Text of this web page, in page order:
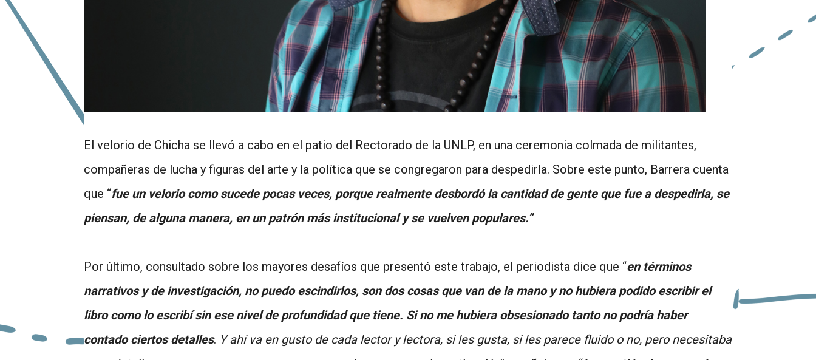
El velorio de Chicha se llevó a cabo en el patio del Rectorado de la UNLP, en una ceremonia colmada de militantes,
compañeras de lucha y figuras del arte y la política que se congregaron para despedirla. Sobre este punto, Barrera cuenta
que “fue un velorio como sucede pocas veces, porque realmente desbordó la cantidad de gente que fue a despedirla, se
piensan, de alguna manera, en un patrón más institucional y se vuelven populares.”
Por último, consultado sobre los mayores desafíos que presentó este trabajo, el periodista dice que “en términos
narrativos y de investigación, no puedo escindirlos, son dos cosas que van de la mano y no hubiera podido escribir el
libro como lo escribí sin ese nivel de profundidad que tiene. Si no me hubiera obsesionado tanto no podría haber
contado ciertos detalles. Y ahí va en gusto de cada lector y lectora, si les gusta, si les parece fluido o no, pero necesitaba